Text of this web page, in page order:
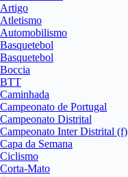
Artigo
Atletismo
Automobilismo
Basquetebol
Basquetebol
Boccia
BTT
Caminhada
Campeonato de Portugal
Campeonato Distrital
Campeonato Inter Distrital (f)
Capa da Semana
Ciclismo
Corta-Mato